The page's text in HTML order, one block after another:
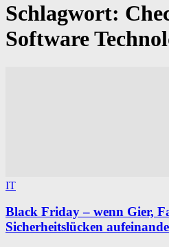
Schlagwort:
Software
IT
Black Friday – wenn Gier,
Sicherheitslücken